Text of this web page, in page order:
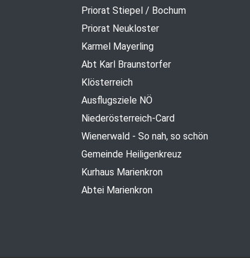
Priorat Stiepel / Bochum
Priorat Neukloster
Karmel Mayerling
Abt Karl Braunstorfer
Klösterreich
Ausflugsziele NÖ
Niederösterreich-Card
Wienerwald - So nah, so schön
Gemeinde Heiligenkreuz
Kurhaus Marienkron
Abtei Marienkron